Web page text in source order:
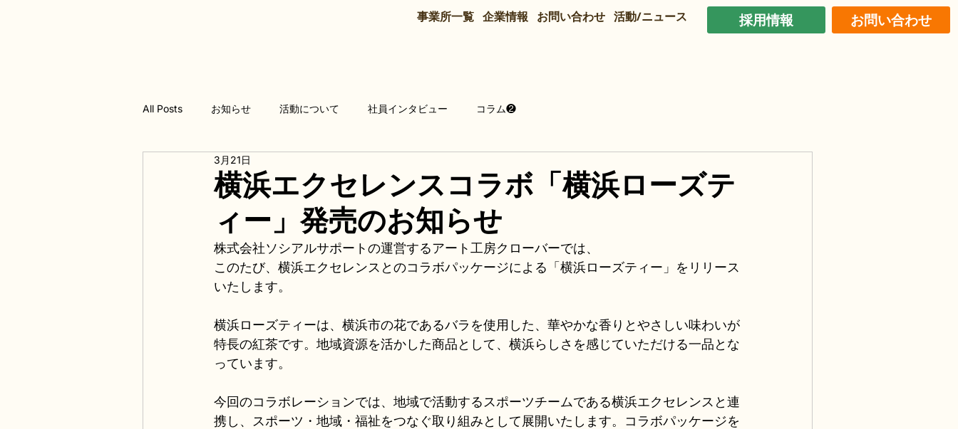
事業所一覧 企業情報 お問い合わせ 活動/ニュース 採用情報 お問い合わせ
All Posts お知らせ 活動について 社員インタビュー コラム❷
横浜エクセレンスコラボ「横浜ローズテ
ィー」発売のお知らせ
3月21日
株式会社ソシアルサポートの運営するアート工房クローバーでは、
このたび、横浜エクセレンスとのコラボパッケージによる「横浜ローズティー」をリリース
いたします。
横浜ローズティーは、横浜市の花であるバラを使用した、華やかな香りとやさしい味わいが
特長の紅茶です。地域資源を活かした商品として、横浜らしさを感じていただける一品とな
っています。
今回のコラボレーションでは、地域で活動するスポーツチームである横浜エクセレンスと連
携し、スポーツ・地域・福祉をつなぐ取り組みとして展開いたします。コラボパッケージを